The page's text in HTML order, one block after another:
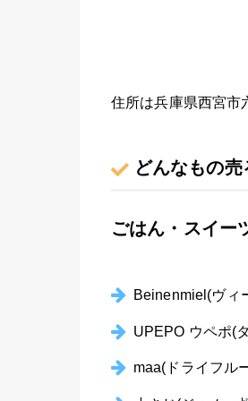
住所は兵庫県西宮市
どんなもの売
ごはん・スイー
Beinenmiel(ヴィ
UPEPO ウペポ(
maa(ドライフル